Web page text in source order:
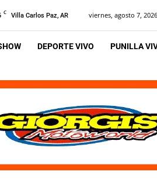
C Villa Carlos Paz, AR viernes, agosto 7, 2026
DEPORTE VIVO PUNILLA